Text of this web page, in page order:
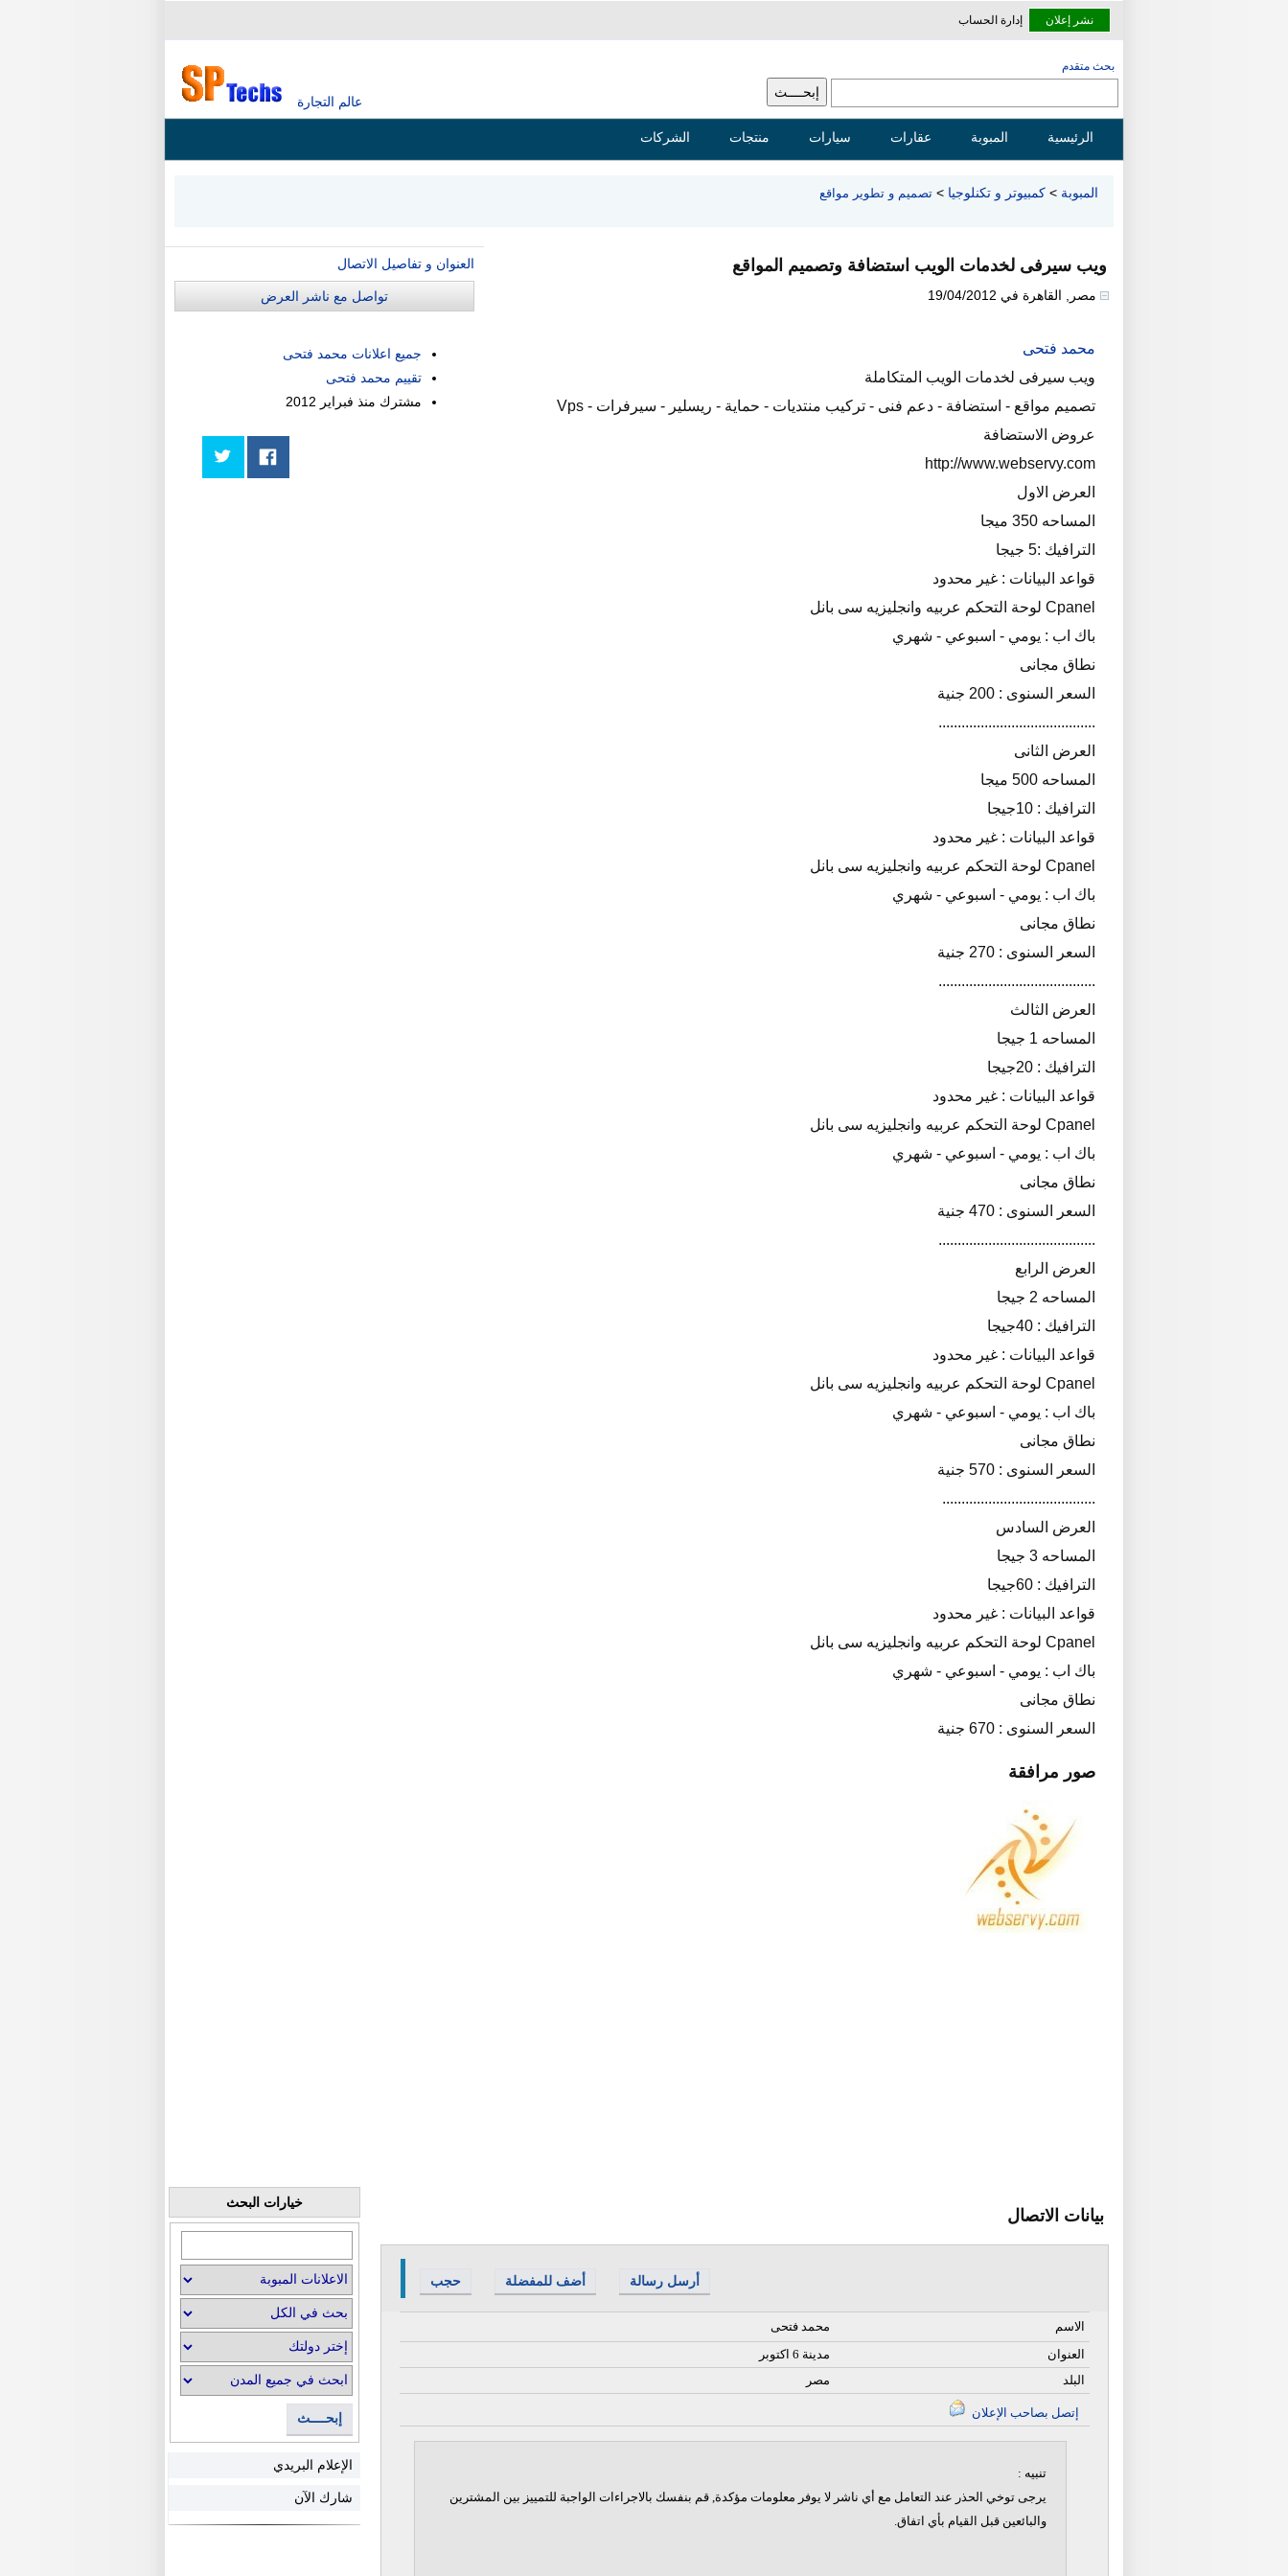
نشر إعلان إدارة الحساب
عالم التجارة
بحث متقدم
الرئيسية المبوبة عقارات سيارات منتجات الشركات
المبوبة > كمبيوتر و تكنلوجيا > تصميم و تطوير مواقع
ويب سيرفى لخدمات الويب استضافة وتصميم المواقع
مصر القاهرة في 19/04/2012
محمد فتحى
ويب سيرفى لخدمات الويب المتكاملة
تصميم مواقع - استضافة - دعم فنى - تركيب منتديات - حماية - ريسلير - سيرفرات - Vps
عروض الاستضافة
http://www.webservy.com
العرض الاول
المساحه 350 ميجا
الترافيك :5 جيجا
قواعد البيانات : غير محدود
Cpanel لوحة التحكم عربيه وانجليزيه سى بانل
باك اب : يومي - اسبوعي - شهري
نطاق مجانى
السعر السنوى : 200 جنية
.........................................
العرض الثانى
المساحه 500 ميجا
الترافيك : 10جيجا
قواعد البيانات : غير محدود
Cpanel لوحة التحكم عربيه وانجليزيه سى بانل
باك اب : يومي - اسبوعي - شهري
نطاق مجانى
السعر السنوى : 270 جنية
.........................................
العرض الثالث
المساحه 1 جيجا
الترافيك : 20جيجا
قواعد البيانات : غير محدود
Cpanel لوحة التحكم عربيه وانجليزيه سى بانل
باك اب : يومي - اسبوعي - شهري
نطاق مجانى
السعر السنوى : 470 جنية
.........................................
العرض الرابع
المساحه 2 جيجا
الترافيك : 40جيجا
قواعد البيانات : غير محدود
Cpanel لوحة التحكم عربيه وانجليزيه سى بانل
باك اب : يومي - اسبوعي - شهري
نطاق مجانى
السعر السنوى : 570 جنية
........................................
العرض السادس
المساحه 3 جيجا
الترافيك : 60جيجا
قواعد البيانات : غير محدود
Cpanel لوحة التحكم عربيه وانجليزيه سى بانل
باك اب : يومي - اسبوعي - شهري
نطاق مجانى
السعر السنوى : 670 جنية
صور مرافقة
العنوان و تفاصيل الاتصال
تواصل مع ناشر العرض
جميع اعلانات محمد فتحى
تقييم محمد فتحى
مشترك منذ فبراير 2012
بيانات الاتصال
حجب أضف للمفضلة أرسل رسالة
محمد فتحى
الاسم
مدينة 6 اكتوبر
العنوان
مصر
البلد
تنبيه :
يرجى توخي الحذر عند التعامل مع أي ناشر لا يوفر معلومات مؤكدة, قم بنفسك بالاجراءات الواجبة للتمييز بين المشترين
والبائعين قبل القيام بأي اتفاق.
خيارات البحث
إبحــــث
الإعلام البريدي
شارك الآن